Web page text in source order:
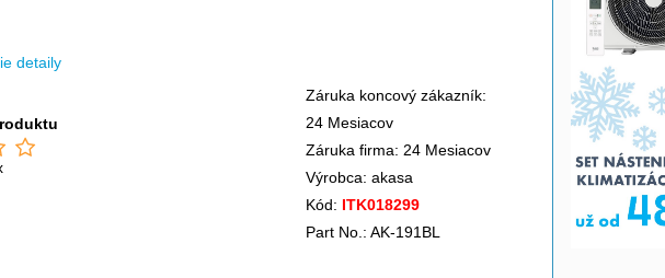
detaily
Záruka koncový zákazník:
24 Mesiacov
Záruka firma: 24 Mesiacov
Výrobca: akasa
Kód: ITK018299
Part No.: AK-191BL